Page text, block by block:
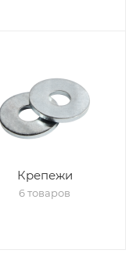
Крепежи
6 товаров